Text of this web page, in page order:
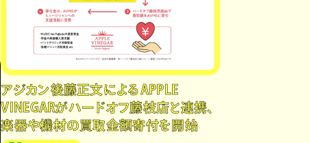
アジカン後藤正文によるAPPLE
VINEGARがハードオフ藤枝店と連携、
楽器や機材の買取金額寄付を開始